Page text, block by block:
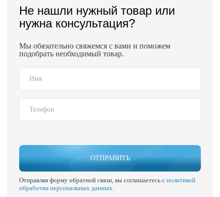
Не нашли нужный товар или
нужна консультация?
Мы обязательно свяжемся с вами и поможем
подобрать необходимый товар.
ОТПРАВИТЬ
Отправляя форму обратной связи, вы соглашаетесь сполитикой
обработки персональных данных.